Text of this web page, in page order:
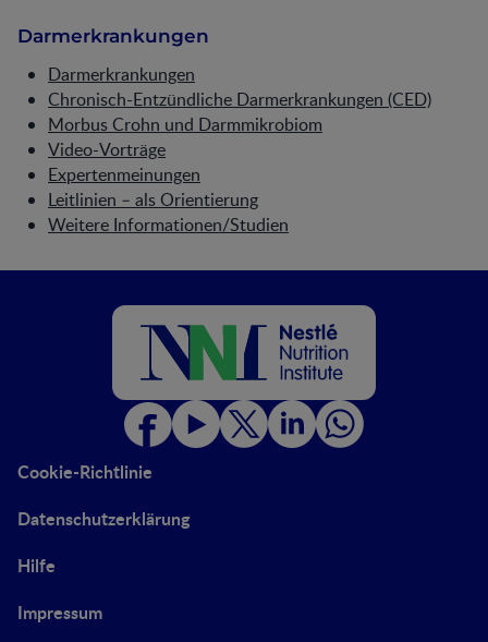
Darmerkrankungen
Darmerkrankungen
Chronisch-Entzündliche Darmerkrankungen (CED)
Morbus Crohn und Darmmikrobiom
Video-Vorträge
Expertenmeinungen
Leitlinien – als Orientierung
Weitere Informationen/Studien
Cookie-Richtlinie
Datenschutzerklärung
Hilfe
Impressum